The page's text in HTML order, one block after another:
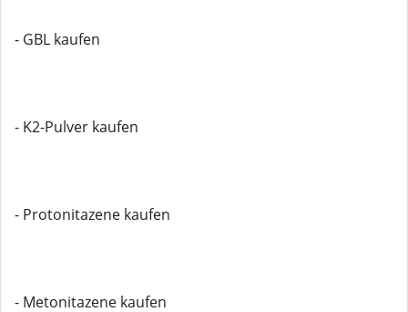
- GBL kaufen
- K2-Pulver kaufen
- Protonitazene kaufen
- Metonitazene kaufen